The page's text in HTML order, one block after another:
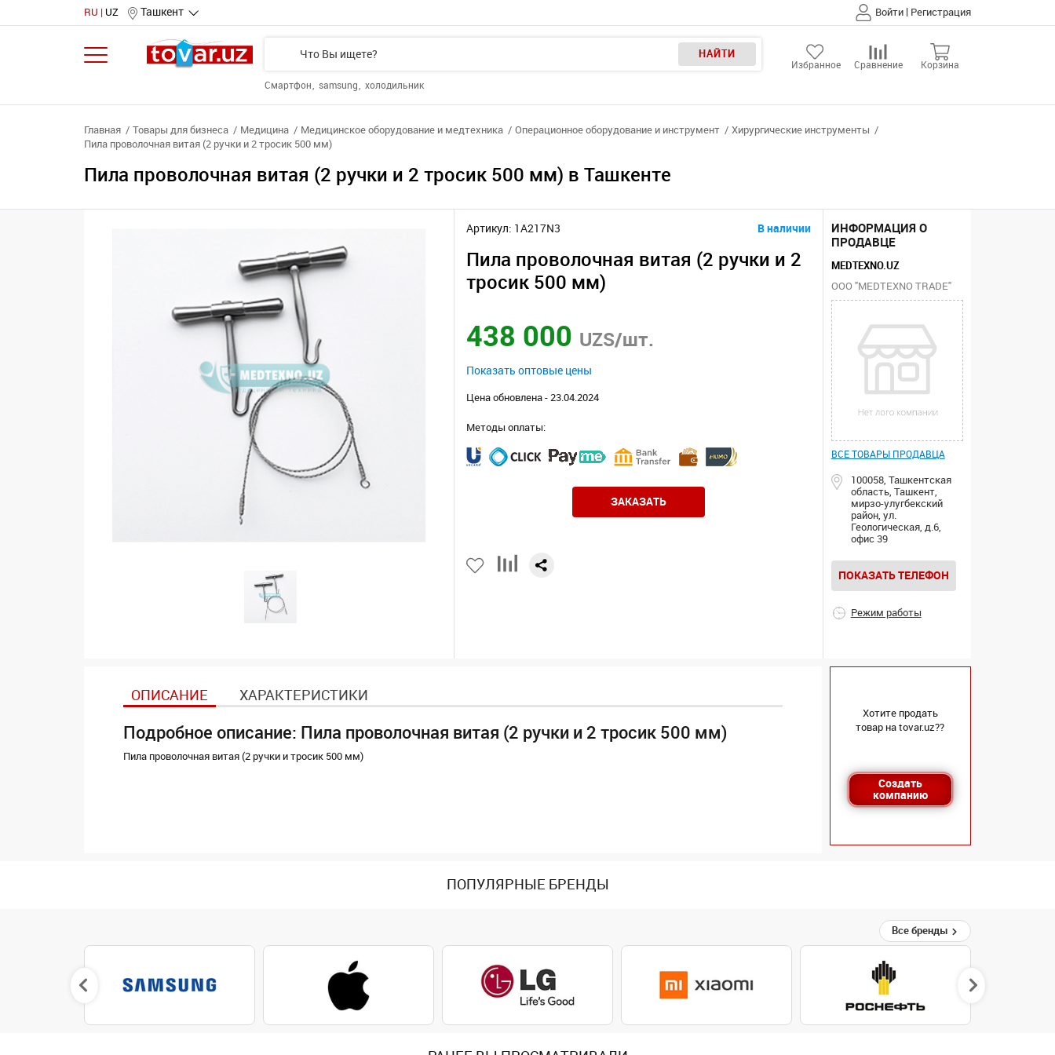
RU UZ Ташкент Войти | Регистрация
НАЙТИ
Смартфон samsung холодильник
Избранное Сравнение Корзина
Главная Товары для бизнеса Медицина Медицинское оборудование и медтехника Операционное оборудование и инструмент
Хирургические инструменты
Пила проволочная витая (2 ручки и 2 тросик 500 мм)
Пила проволочная витая (2 ручки и 2 тросик 500 мм) в Ташкенте
Артикул: 1A217N3 В наличии
Пила проволочная витая (2 ручки и 2
тросик 500 мм)
438 000 UZS/шт.
Показать оптовые цены
Цена обновлена - 23.04.2024
Методы оплаты:
ЗАКАЗАТЬ
ИНФОРМАЦИЯ О
ПРОДАВЦЕ
MEDTEXNO.UZ
ООО "MEDTEXNO TRADE"
ВСЕ ТОВАРЫ ПРОДАВЦА
100058, Ташкентская
область, Ташкент,
мирзо-улугбекский
район, ул.
Геологическая, д.6,
офис 39
ПОКАЗАТЬ ТЕЛЕФОН
Режим работы
ОПИСАНИЕ ХАРАКТЕРИСТИКИ
Подробное описание: Пила проволочная витая (2 ручки и 2 тросик 500 мм)
Пила проволочная витая (2 ручки и тросик 500 мм)
Хотите продать
товар на tovar.uz??
Создать
компанию
ПОПУЛЯРНЫЕ БРЕНДЫ
Все бренды